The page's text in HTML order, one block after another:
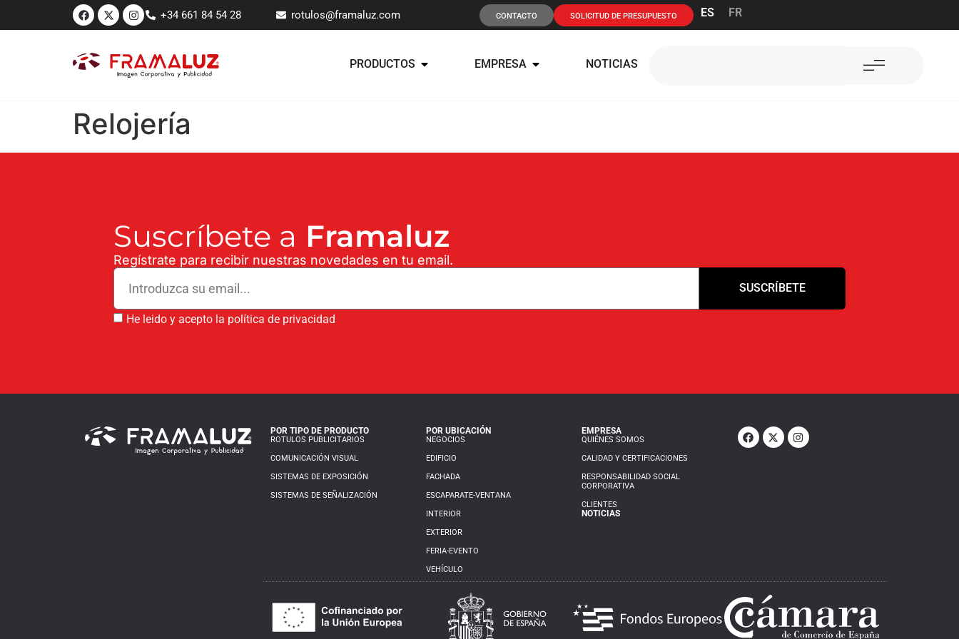
+34 661 84 54 28 rotulos@framaluz.com CONTACTO SOLICITUD DE PRESUPUESTO ES FR
PRODUCTOS EMPRESA NOTICIAS
Relojería
Suscríbete a Framaluz
Regístrate para recibir nuestras novedades en tu email.
He leido y acepto la política de privacidad
SUSCRÍBETE
POR TIPO DE PRODUCTO
ROTULOS PUBLICITARIOS
COMUNICACIÓN VISUAL
SISTEMAS DE EXPOSICIÓN
SISTEMAS DE SEÑALIZACIÓN
POR UBICACIÓN
NEGOCIOS
EDIFICIO
FACHADA
ESCAPARATE-VENTANA
INTERIOR
EXTERIOR
FERIA-EVENTO
VEHÍCULO
EMPRESA
QUIÉNES SOMOS
CALIDAD Y CERTIFICACIONES
RESPONSABILIDAD SOCIAL
CORPORATIVA
CLIENTES
NOTICIAS